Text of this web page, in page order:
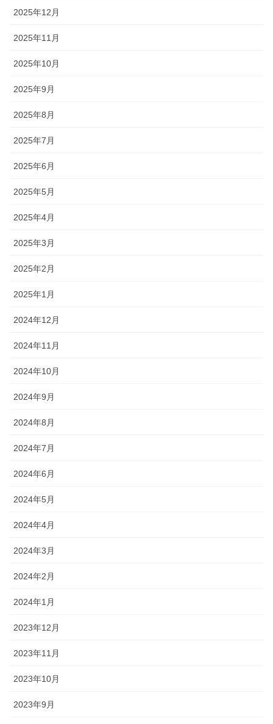
2025年12月
2025年11月
2025年10月
2025年9月
2025年8月
2025年7月
2025年6月
2025年5月
2025年4月
2025年3月
2025年2月
2025年1月
2024年12月
2024年11月
2024年10月
2024年9月
2024年8月
2024年7月
2024年6月
2024年5月
2024年4月
2024年3月
2024年2月
2024年1月
2023年12月
2023年11月
2023年10月
2023年9月